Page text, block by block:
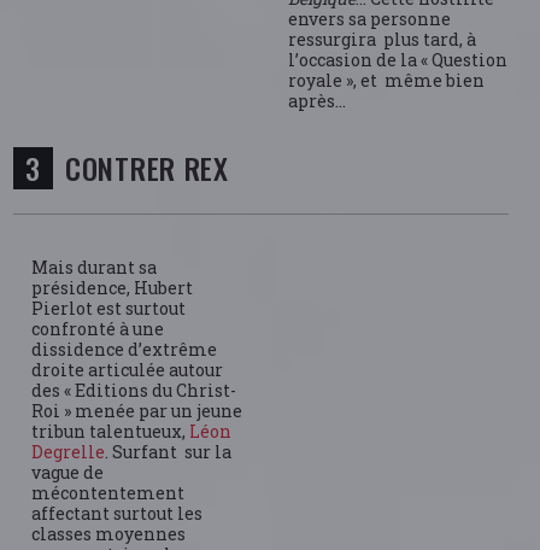
envers sa personne
ressurgira plus tard, à
l’occasion de la « Question
royale », et même bien
après…
CONTRER REX
Mais durant sa
présidence, Hubert
Pierlot est surtout
confronté à une
dissidence d’extrême
droite articulée autour
des « Editions du Christ-
Roi » menée par un jeune
tribun talentueux, Léon
Degrelle. Surfant sur la
vague de
mécontentement
affectant surtout les
classes moyennes